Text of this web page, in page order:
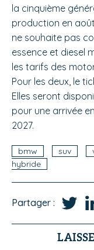
la cinquième
production en
ne souhaite pas
essence et diesel
les tarifs des
Pour les deux, le
Elles seront
pour une arrivée
2027.
bmw suv
hybride
Partager :